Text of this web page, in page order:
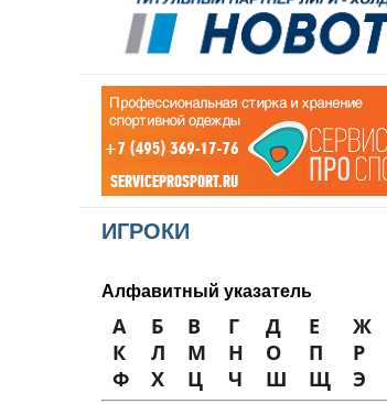
ИГРОКИ
Алфавитный указатель
А Б В Г Д Е Ж
К
Л М Н О П Р
Ф
Х Ц Ч Ш Щ Э